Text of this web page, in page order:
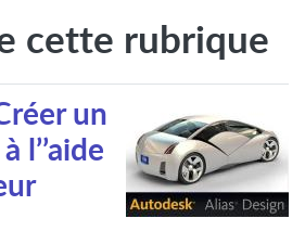
cette rubrique
un
l’’aide